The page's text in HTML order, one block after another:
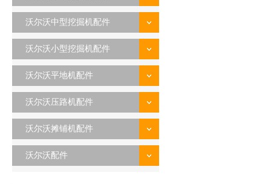
沃尔沃中型挖掘机配件
沃尔沃小型挖掘机配件
沃尔沃平地机配件
沃尔沃压路机配件
沃尔沃摊铺机配件
沃尔沃配件